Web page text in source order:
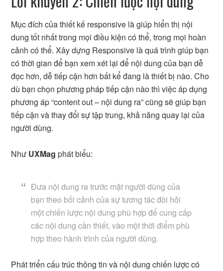
Mục đích của thiết kế responsive là giúp hiển thị nội
dung tốt nhất trong mọi điều kiện có thể, trong mọi hoàn
cảnh có thể. Xây dựng Responsive là quá trình giúp bạn
có thời gian để bạn xem xét lại để nội dung của bạn dễ
đọc hơn, dễ tiếp cận hơn bất kể đang là thiết bị nào. Cho
dù bạn chọn phương pháp tiếp cận nào thì việc áp dụng
phương áp “content out – nội dung ra” cũng sẽ giúp bạn
tiếp cận và thay đổi sự tập trung, khả năng quay lại của
người dùng.
Như UXMag phát biểu:
Đưa nội dung ra trước mặt người dùng của
bạn theo bối cảnh của sự tương tác đòi hỏi
một chiến lược nội dung phù hợp để cung cấp
các nội dung cần thiết, vào một thời điểm phù
hợp theo hành trình của người dùng.
Phát triển cấu trúc thông tin và nội dung chiến lược có